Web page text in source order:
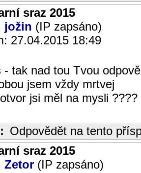
sraz 2015
jožin (IP zapsáno)
27.04.2015 18:49
- tak nad tou Tvou
jsem vždy mrtvej
jsi měl na mysli ????
Odpovědět na tento
sraz 2015
Zetor (IP zapsáno)